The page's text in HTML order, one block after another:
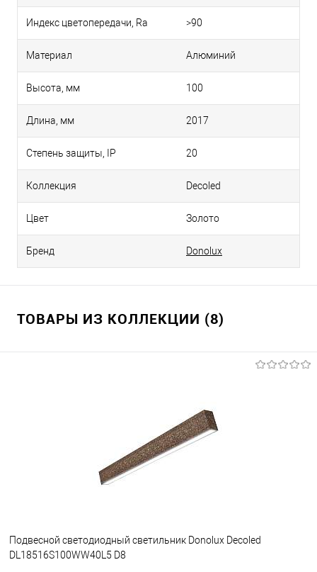
Индекс цветопередачи, Ra >90
Материал Алюминий
Высота, мм 100
Длина, мм 2017
Степень защиты, IP 20
Коллекция Decoled
Цвет Золото
Бренд Donolux
ТОВАРЫ ИЗ КОЛЛЕКЦИИ (8)
Подвесной светодиодный светильник Donolux Decoled
DL18516S100WW40L5 D8